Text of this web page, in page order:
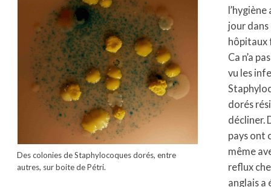
Des colonies de Staphylocoques dorés, entre
autres, sur boite de Pétri.
jour dans
hôpitaux
Ca n’a
vu les
dorés
décliner.
pays ont
même
reflux
anglais a